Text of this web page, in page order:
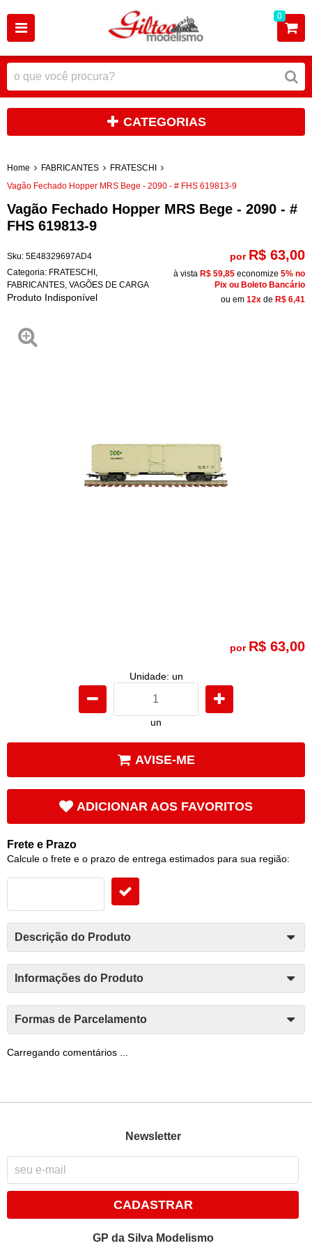
0
CATEGORIAS
Home FABRICANTES
FRATESCHI
Vagão Fechado Hopper MRS Bege - 2090 - # FHS 619813-9
Vagão Fechado Hopper MRS Bege - 2090 - #
FHS 619813-9
Sku: 5E48329697AD4
Categoria: FRATESCHI
FABRICANTES VAGÕES DE CARGA
Produto Indisponível
por R$ 63,00
à vista R$ 59,85 economize 5% no
Pix ou Boleto Bancário
ou em 12x de R$ 6,41
por R$ 63,00
Unidade: un
un
AVISE-ME
ADICIONAR AOS FAVORITOS
Frete e Prazo
Calcule o frete e o prazo de entrega estimados para sua região:
Descrição do Produto
Informações do Produto
Formas de Parcelamento
Carregando comentários ...
Newsletter
CADASTRAR
GP da Silva Modelismo